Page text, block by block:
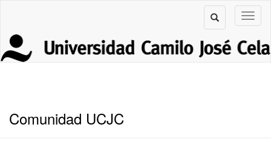
Comunidad UCJC